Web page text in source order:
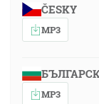
ČESKY
MP3
MP3